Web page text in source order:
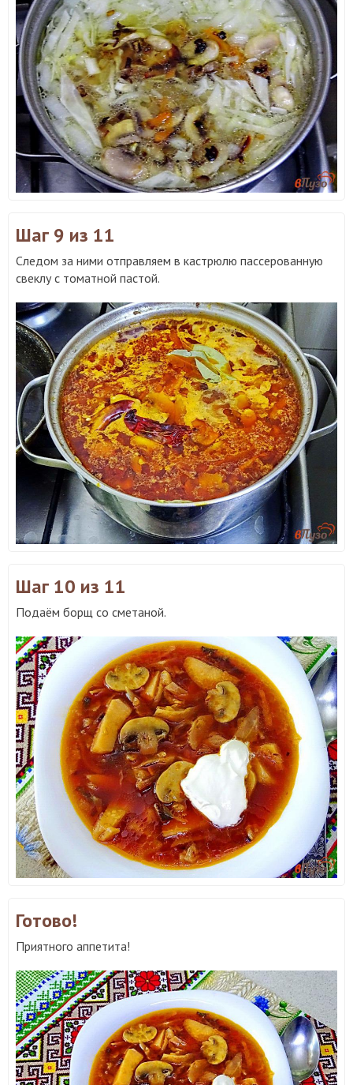
Шаг 9 из 11
Следом за ними отправляем в кастрюлю пассерованную
свеклу с томатной пастой.
Шаг 10 из 11
Подаём борщ со сметаной.
Готово!
Приятного аппетита!